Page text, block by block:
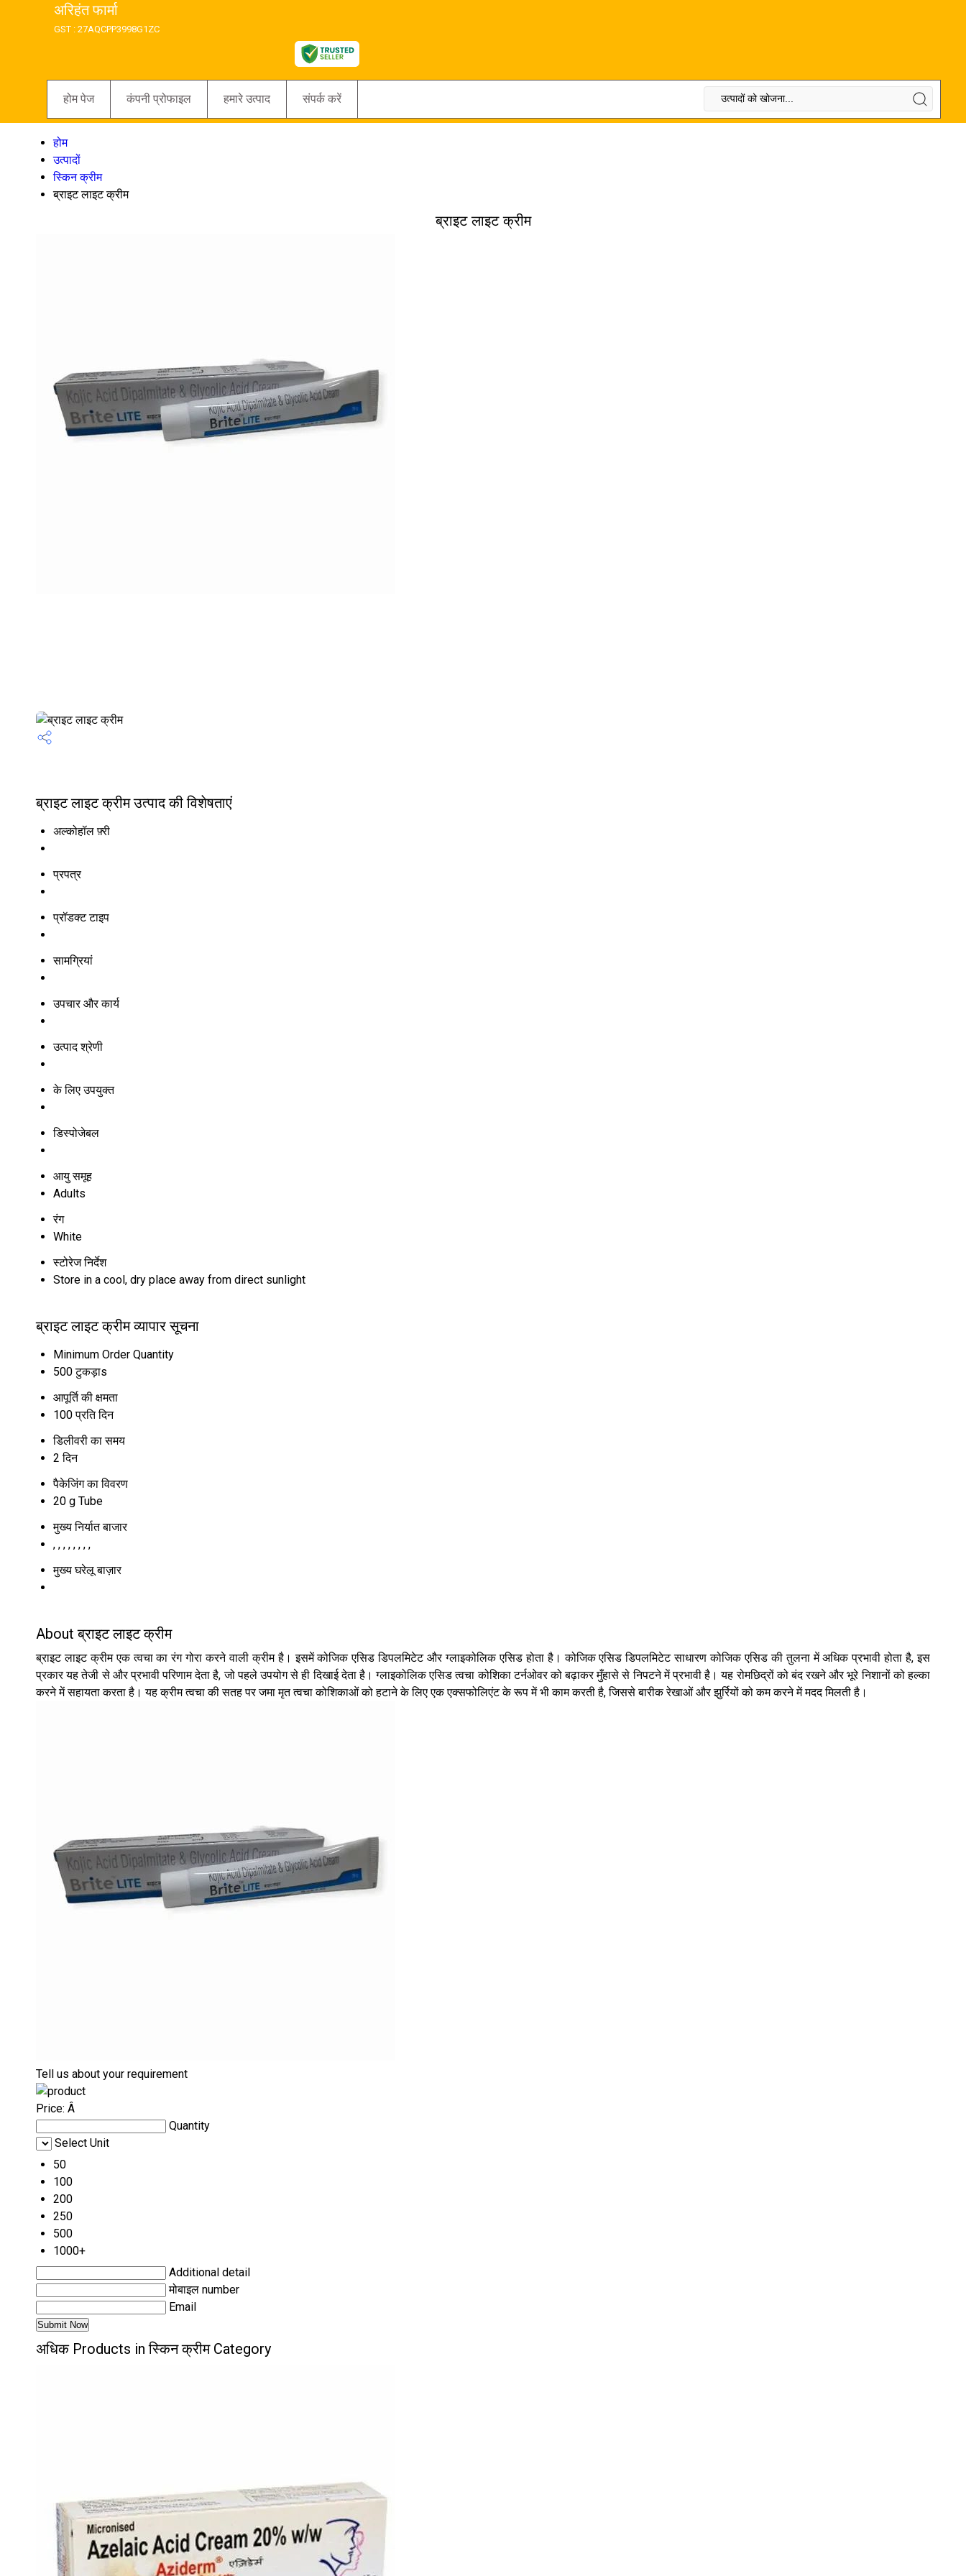
अरिहंत फार्मा
GST : 27AQCPP3998G1ZC
होम पेज कंपनी प्रोफाइल हमारे उत्पाद संपर्क करें
होम
उत्पादों
स्किन क्रीम
ब्राइट लाइट क्रीम
ब्राइट लाइट क्रीम
ब्राइट लाइट क्रीम उत्पाद की विशेषताएं
अल्कोहॉल फ़्री
प्रपत्र
प्रॉडक्ट टाइप
सामग्रियां
उपचार और कार्य
उत्पाद श्रेणी
के लिए उपयुक्त
डिस्पोजेबल
आयु समूह
Adults
रंग
White
स्टोरेज निर्देश
Store in a cool, dry place away from direct sunlight
ब्राइट लाइट क्रीम व्यापार सूचना
Minimum Order Quantity
500 टुकड़ाs
आपूर्ति की क्षमता
100 प्रति दिन
डिलीवरी का समय
2 दिन
पैकेजिंग का विवरण
20 g Tube
मुख्य निर्यात बाजार
, , , , , , , ,
मुख्य घरेलू बाज़ार
About ब्राइट लाइट क्रीम
ब्राइट लाइट क्रीम एक त्वचा का रंग गोरा करने वाली क्रीम है। इसमें कोजिक एसिड डिपलमिटेट और ग्लाइकोलिक एसिड होता है। कोजिक एसिड डिपलमिटेट साधारण कोजिक एसिड की तुलना में अधिक प्रभावी होता है, इस
प्रकार यह तेजी से और प्रभावी परिणाम देता है, जो पहले उपयोग से ही दिखाई देता है। ग्लाइकोलिक एसिड त्वचा कोशिका टर्नओवर को बढ़ाकर मुँहासे से निपटने में प्रभावी है। यह रोमछिद्रों को बंद रखने और भूरे निशानों को हल्का
करने में सहायता करता है। यह क्रीम त्वचा की सतह पर जमा मृत त्वचा कोशिकाओं को हटाने के लिए एक एक्सफोलिएंट के रूप में भी काम करती है, जिससे बारीक रेखाओं और झुर्रियों को कम करने में मदद मिलती है।
Tell us about your requirement
Price: Â
Quantity
Select Unit
50
100
200
250
500
1000+
Additional detail
मोबाइल number
Email
अधिक Products in स्किन क्रीम Category